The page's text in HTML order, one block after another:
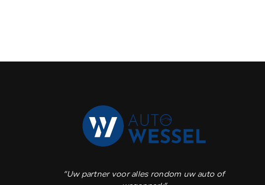
“Uw partner voor alles rondom uw auto of